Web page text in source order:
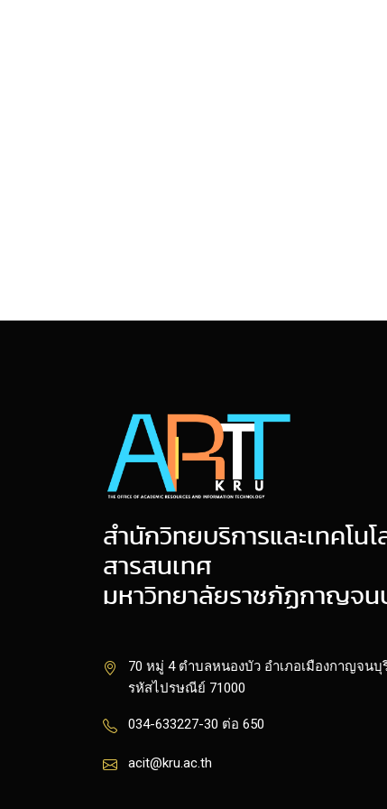
สำนักวิทยบริการและเทคโนโ
สารสนเทศ
มหาวิทยาลัยราชภัฏกาญจน
70 หมู่ 4 ตำบลหนองบัว อำเภอเมืองกาญจน
รหัสไปรษณีย์ 71000
034-633227-30 ต่อ 650
acit@kru.ac.th